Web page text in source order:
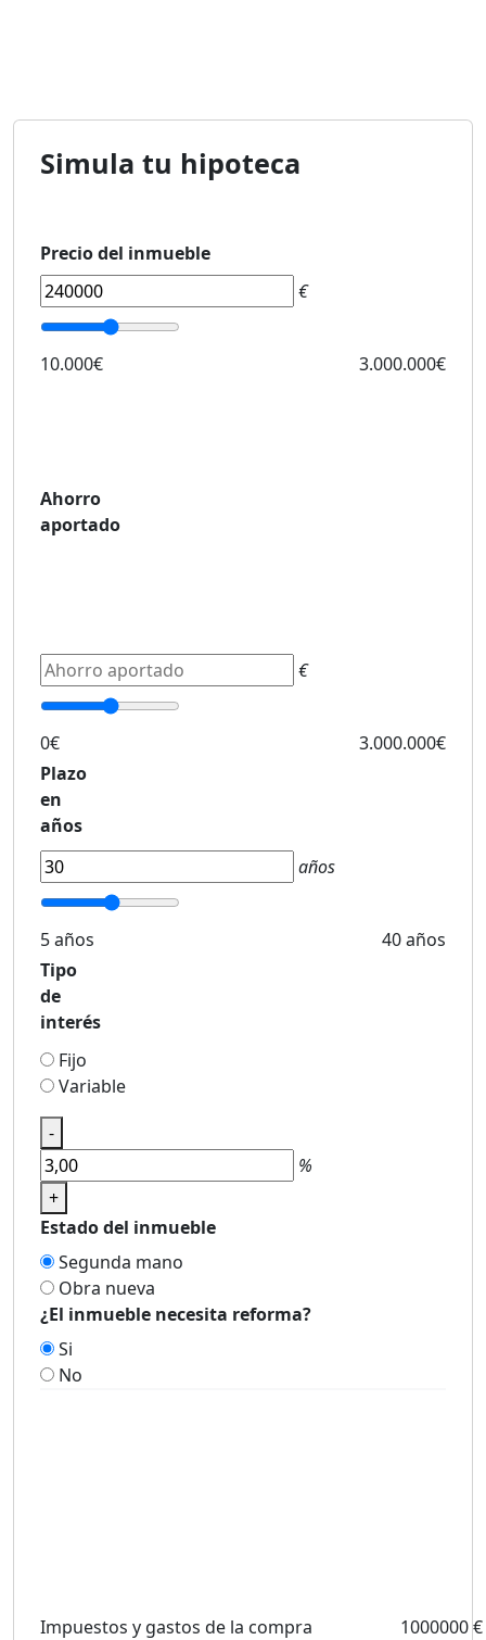
Simula tu hipoteca
Precio del inmueble
€
10.000€ 3.000.000€
Ahorro
aportado
€
0€
3.000.000€
Plazo
en
años
años
5 años
40 años
Tipo
de
interés
Fijo
Variable
-
%
+
Estado del inmueble
Segunda mano
Obra nueva
¿El inmueble necesita reforma?
Si
No
Impuestos y gastos de la compra 1000000 €